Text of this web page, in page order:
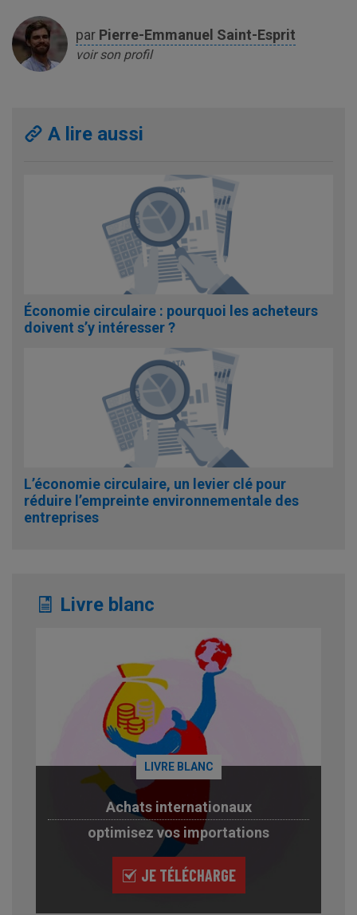
par Pierre-Emmanuel Saint-Esprit
voir son profil
A lire aussi
Économie circulaire : pourquoi les acheteurs
doivent s’y intéresser ?
L’économie circulaire, un levier clé pour
réduire l’empreinte environnementale des
entreprises
Livre blanc
LIVRE BLANC
Achats internationaux
optimisez vos importations
JE TÉLÉCHARGE